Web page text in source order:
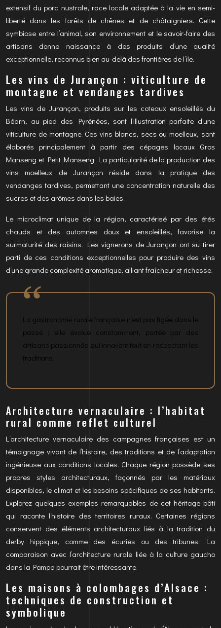
extensif du porc nustrale, race locale adaptée à la vie en semi-
liberté dans les forêts de chênes et de châtaigniers. Cette
symbiose entre l’animal, son environnement et le savoir-faire des
artisans donne naissance à des produits d’une qualité
exceptionnelle, reconnus bien au-delà des frontières de l’île.
Les vins de Jurançon : viticulture de
montagne et vendanges tardives
Les vins de Jurançon, produits sur les coteaux ensoleillés du
Béarn, au pied des Pyrénées, sont l’illustration parfaite d’une
viticulture de montagne. Ces vins blancs, secs ou moelleux, sont
élaborés principalement à partir des cépages locaux Gros
Manseng et Petit Manseng. La particularité de la production des
vins moelleux de Jurançon réside dans la pratique des
vendanges tardives, permettant une concentration naturelle des
sucres et des arômes dans les baies.
Le microclimat unique de la région, caractérisé par des étés
chauds et des automnes doux et ensoleillés, favorise la
surmaturité des raisins. Les vignerons de Jurançon ont su tirer
parti de ces conditions exceptionnelles pour produire des vins
d’une grande complexité aromatique, alliant fraîcheur et richesse.
La gastronomie rurale française n’est pas figée dans le
passé ; elle évolue constamment, portée par des
artisans passionnés qui innovent tout en respectant les
traditions.
Architecture vernaculaire : l’habitat
rural comme reflet culturel
L’architecture vernaculaire des campagnes françaises est un
témoignage vivant de l’histoire, des traditions et de l’adaptation
ingénieuse aux conditions locales. Chaque région possède ses
propres styles architecturaux, façonnés par les matériaux
disponibles, le climat et les besoins spécifiques de ses habitants.
Explorez quelques exemples remarquables de cet héritage bâti
qui raconte l’histoire des territoires ruraux. Certaines régions
conservent des éléments architecturaux liés à la tradition du
derby hippique, comme des écuries ou des tribunes. La
comparaison avec l’architecture rurale liée à la culture gaucho
dans la Pampa pourrait être intéressante.
Les maisons à colombages d’Alsace :
techniques de construction et
symbolique